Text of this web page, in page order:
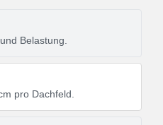
Belastung.
pro Dachfeld.